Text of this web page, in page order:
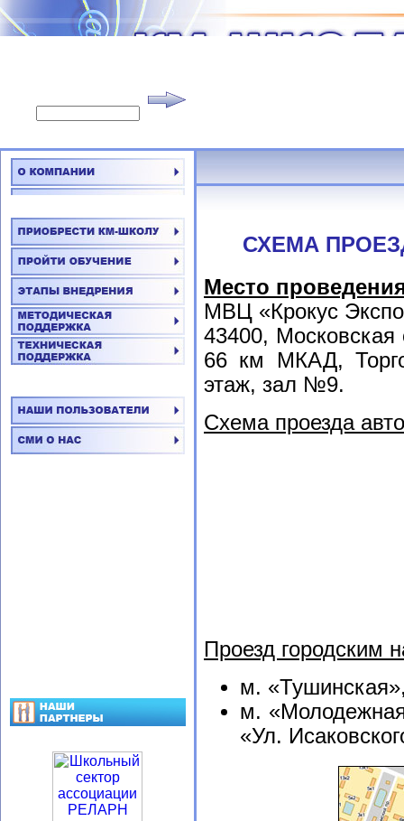
СХЕМА
Место
МВЦ «Крокус
43400, Московская
66 км МКАД,
этаж, зал №9.
Схема проезда
Проезд городским
м.
м.
«Ул.